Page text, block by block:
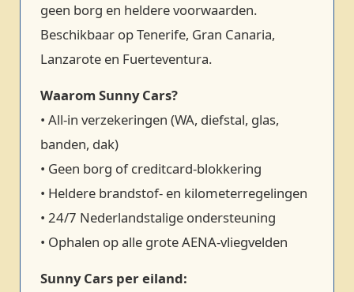
geen borg en heldere voorwaarden.
Beschikbaar op Tenerife, Gran Canaria,
Lanzarote en Fuerteventura.
Waarom Sunny Cars?
• All‑in verzekeringen (WA, diefstal, glas,
banden, dak)
• Geen borg of creditcard‑blokkering
• Heldere brandstof‑ en kilometerregelingen
• 24/7 Nederlandstalige ondersteuning
• Ophalen op alle grote AENA‑vliegvelden
Sunny Cars per eiland: